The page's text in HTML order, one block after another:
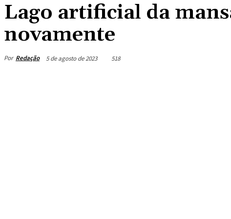
Lago artificial da
novamente
Por Redação 5 de agosto de 2023 518